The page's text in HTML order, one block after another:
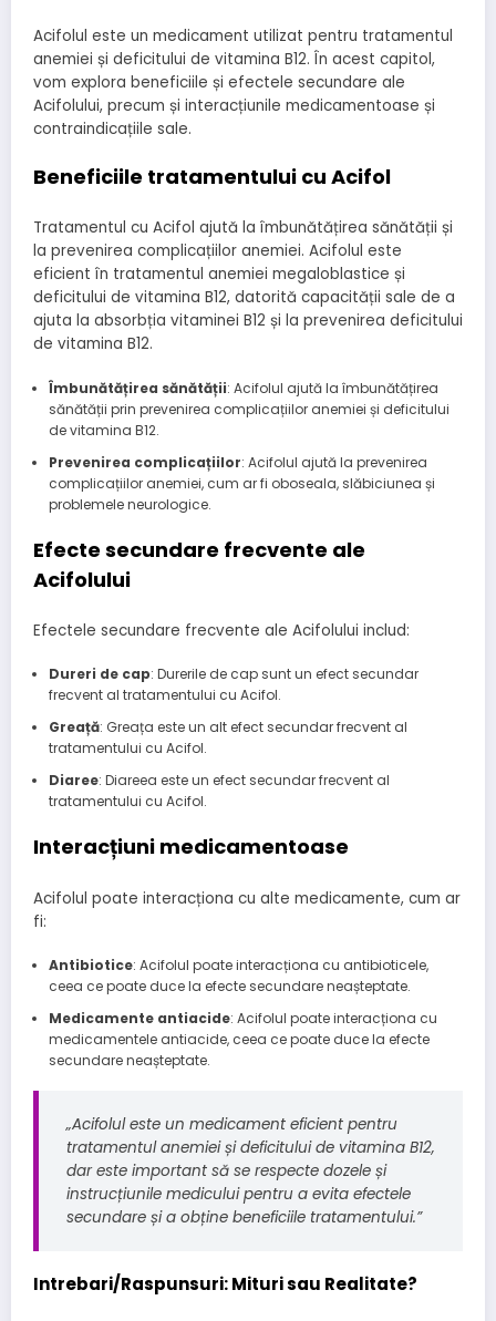
Acifolul este un medicament utilizat pentru tratamentul
anemiei și deficitului de vitamina B12. În acest capitol,
vom explora beneficiile și efectele secundare ale
Acifolului, precum și interacțiunile medicamentoase și
contraindicațiile sale.
Beneficiile tratamentului cu Acifol
Tratamentul cu Acifol ajută la îmbunătățirea sănătății și
la prevenirea complicațiilor anemiei. Acifolul este
eficient în tratamentul anemiei megaloblastice și
deficitului de vitamina B12, datorită capacității sale de a
ajuta la absorbția vitaminei B12 și la prevenirea deficitului
de vitamina B12.
Îmbunătățirea sănătății: Acifolul ajută la îmbunătățirea
sănătății prin prevenirea complicațiilor anemiei și deficitului
de vitamina B12.
Prevenirea complicațiilor: Acifolul ajută la prevenirea
complicațiilor anemiei, cum ar fi oboseala, slăbiciunea și
problemele neurologice.
Efecte secundare frecvente ale
Acifolului
Efectele secundare frecvente ale Acifolului includ:
Dureri de cap: Durerile de cap sunt un efect secundar
frecvent al tratamentului cu Acifol.
Greață: Greața este un alt efect secundar frecvent al
tratamentului cu Acifol.
Diaree: Diareea este un efect secundar frecvent al
tratamentului cu Acifol.
Interacțiuni medicamentoase
Acifolul poate interacționa cu alte medicamente, cum ar
fi:
Antibiotice: Acifolul poate interacționa cu antibioticele,
ceea ce poate duce la efecte secundare neașteptate.
Medicamente antiacide: Acifolul poate interacționa cu
medicamentele antiacide, ceea ce poate duce la efecte
secundare neașteptate.
„Acifolul este un medicament eficient pentru
tratamentul anemiei și deficitului de vitamina B12,
dar este important să se respecte dozele și
instrucțiunile medicului pentru a evita efectele
secundare și a obține beneficiile tratamentului.”
Intrebari/Raspunsuri: Mituri sau Realitate?